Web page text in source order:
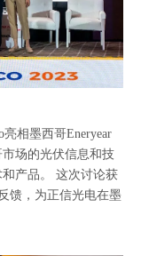
亮相墨西哥Eneryear
场的光伏信息和技
产品。 这次讨论获
馈，为正信光电在墨